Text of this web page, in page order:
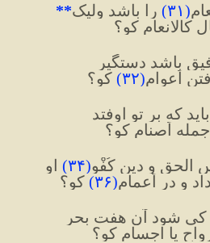
(۳۱) را باشد ولیک**
کالانعام کو؟
باشد دستگیر
اَعوام(۳۲) کو؟
باید که بر تو اوفتد
اَصنام کو؟
الحق و دین کُفْوِ(۳۴) او
و در اَعمام(۳۶) کو؟
کی شود آن هفت بحر
یا اجسام کو؟